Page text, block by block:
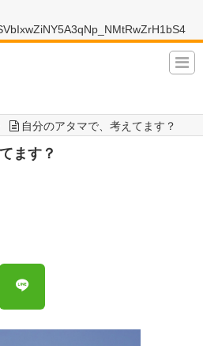
自分のアタマで、考えてます？
ます？